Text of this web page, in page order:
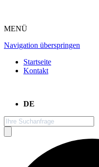
MENÜ
Navigation überspringen
Startseite
Kontakt
DE